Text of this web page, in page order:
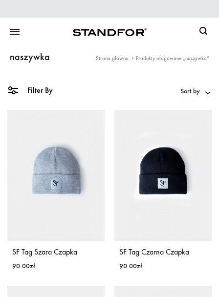
naszywka Strona główna Produkty otagowane „naszywka”
Filter By Sort by
SF Tag Szara Czapka
90.00zł
SF Tag Czarna Czapka
90.00zł